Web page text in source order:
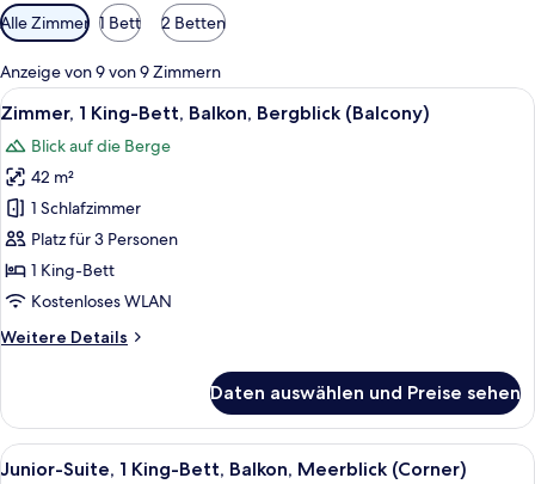
Verfügbare
Filter
für
Zimmer
Alle Zimmer 1 Bett 2 Betten
Anzeige von 9 von 9 Zimmern
Alle
Fotos
für
Zimmer,
1 King-
Bett,
Balkon,
Bergblick
anzeigen
Ein modernes Hotelzimmer mit
8
Zimmer, 1 King-Bett, Balkon, Bergblick (Balcony)
Blick auf die Berge
42 m²
1 Schlafzimmer
Platz für 3 Personen
1 King-Bett
Kostenloses WLAN
Weitere Details
Weitere
1 King-
Bett,
Balkon,
Daten auswählen und Preise sehen
Alle
Ein modernes Hotelzimmer mit
8
Junior-Suite, 1 King-Bett, Balkon, Meerblick (Corner)